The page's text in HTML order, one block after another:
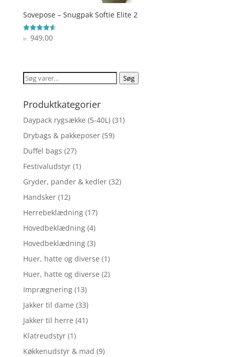
Sovepose – Snugpak Softie Elite 2
Vurderet
4.6
kr.949,00
Søg
Søg
Produktkategorier
Daypack rygsække (5-40L) (31)
Drybags & pakkeposer (59)
Duffel bags (27)
Festivaludstyr (1)
Gryder, pander & kedler (32)
Handsker (12)
Herrebeklædning (17)
Hovedbeklædning (4)
Hovedbeklædning (3)
Huer, hatte og diverse (1)
Huer, hatte og diverse (2)
Imprægnering (13)
Jakker til dame (33)
Jakker til herre (41)
Klatreudstyr (1)
Køkkenudstyr & mad (9)